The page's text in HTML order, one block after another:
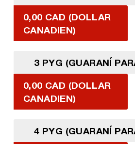
0,00 CAD (DOLLAR
CANADIEN)
3 PYG (GUARANÍ
0,00 CAD (DOLLAR
CANADIEN)
4 PYG (GUARANÍ